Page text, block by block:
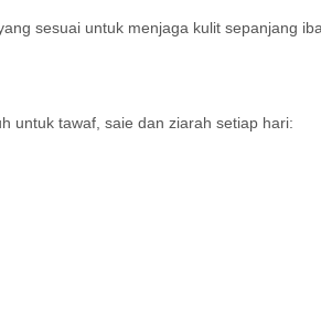
sesuai untuk menjaga kulit sepanjang
untuk tawaf, saie dan ziarah setiap hari: